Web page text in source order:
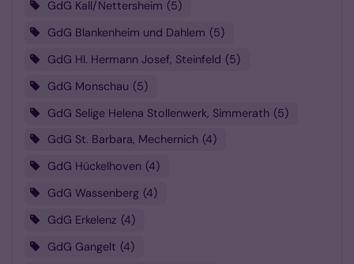
GdG Kall/Nettersheim
5
GdG Blankenheim und Dahlem 5
GdG Hl. Hermann Josef, Steinfeld 5
GdG Monschau 5
GdG Selige Helena Stollenwerk, Simmerath 5
GdG St. Barbara, Mechernich 4
GdG Hückelhoven 4
GdG Wassenberg 4
GdG Erkelenz 4
GdG Gangelt 4